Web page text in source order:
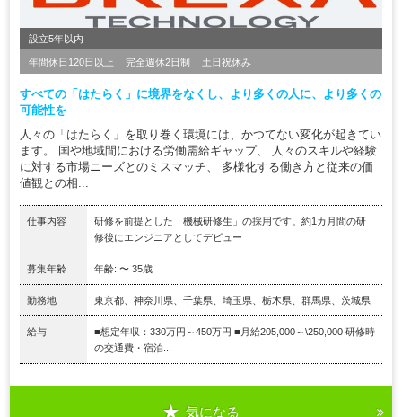
設立5年以内
年間休日120日以上 完全週休2日制 土日祝休み
すべての「はたらく」に境界をなくし、より多くの人に、より多くの
可能性を
人々の「はたらく」を取り巻く環境には、かつてない変化が起きてい
ます。 国や地域間における労働需給ギャップ、 人々のスキルや経験
に対する市場ニーズとのミスマッチ、 多様化する働き方と従来の価
値観との相...
仕事内容
研修を前提とした「機械研修生」の採用です。約1カ月間の研
修後にエンジニアとしてデビュー
募集年齢 年齢: 〜 35歳
勤務地 東京都、神奈川県、千葉県、埼玉県、栃木県、群馬県、茨城県
給与
■想定年収：330万円～450万円 ■月給205,000～\250,000 研修時
の交通費・宿泊...
気になる